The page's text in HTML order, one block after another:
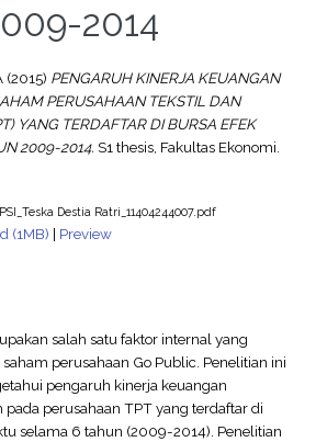
2014
(2015) PENGARUH KINERJA KEUANGAN
PERUSAHAAN TEKSTIL DAN
YANG TERDAFTAR DI BURSA EFEK
2009-2014. S1 thesis, Fakultas Ekonomi.
Destia Ratri_11404244007.pdf
(1MB) | Preview
salah satu faktor internal yang
perusahaan Go Public. Penelitian ini
pengaruh kinerja keuangan
perusahaan TPT yang terdaftar di
selama 6 tahun (2009-2014). Penelitian